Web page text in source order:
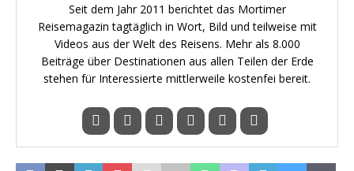
Seit dem Jahr 2011 berichtet das Mortimer
Reisemagazin tagtäglich in Wort, Bild und teilweise mit
Videos aus der Welt des Reisens. Mehr als 8.000
Beiträge über Destinationen aus allen Teilen der Erde
stehen für Interessierte mittlerweile kostenfei bereit.